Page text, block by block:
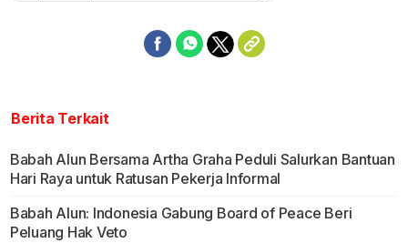
Berita Terkait
Babah Alun Bersama Artha Graha Peduli Salurkan Bantuan
Hari Raya untuk Ratusan Pekerja Informal
Babah Alun: Indonesia Gabung Board of Peace Beri
Peluang Hak Veto